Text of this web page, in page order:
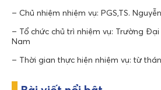
– Chủ nhiệm nhiệm vụ: PGS,TS.
– Tổ chức chủ trì nhiệm vụ: Trường
Nam
– Thời gian thực hiện nhiệm vụ: từ